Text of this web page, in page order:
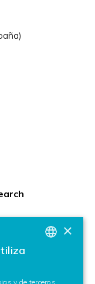
×
y de terceros